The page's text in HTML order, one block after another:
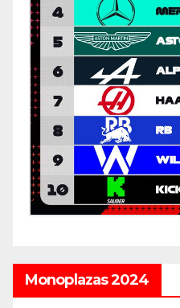
Monoplazas 2024